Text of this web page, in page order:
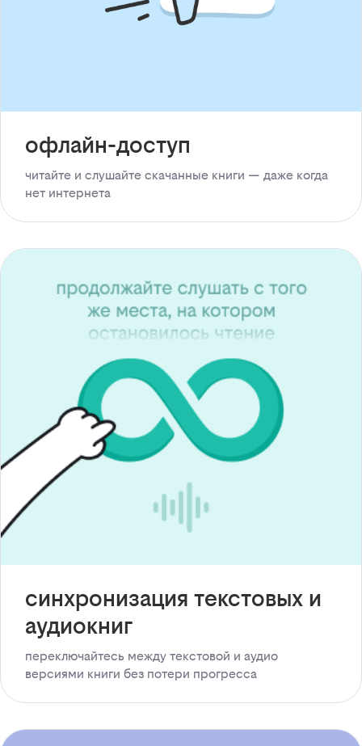
офлайн-доступ
читайте и слушайте скачанные книги — даже когда
нет интернета
синхронизация текстовых и
аудиокниг
переключайтесь между текстовой и аудио
версиями книги без потери прогресса